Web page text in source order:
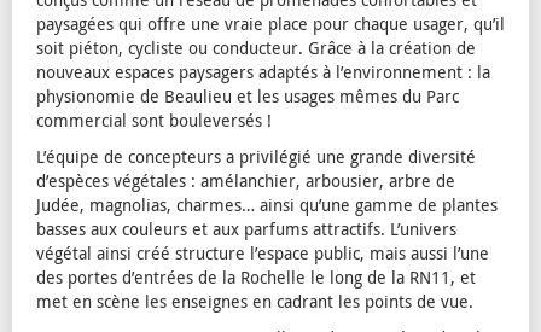
paysagées qui offre une vraie place pour chaque usager, qu’il
soit piéton, cycliste ou conducteur. Grâce à la création de
nouveaux espaces paysagers adaptés à l’environnement : la
physionomie de Beaulieu et les usages mêmes du Parc
commercial sont bouleversés !
L’équipe de concepteurs a privilégié une grande diversité
d’espèces végétales : amélanchier, arbousier, arbre de
Judée, magnolias, charmes… ainsi qu’une gamme de plantes
basses aux couleurs et aux parfums attractifs. L’univers
végétal ainsi créé structure l’espace public, mais aussi l’une
des portes d’entrées de la Rochelle le long de la RN11, et
met en scène les enseignes en cadrant les points de vue.